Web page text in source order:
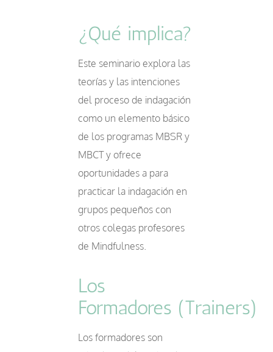
¿Qué implica?
Este seminario explora las
teorías y las intenciones
del proceso de indagación
como un elemento básico
de los programas MBSR y
MBCT y ofrece
oportunidades a para
practicar la indagación en
grupos pequeños con
otros colegas profesores
de Mindfulness.
Los
Formadores (Trainers)
Los formadores son